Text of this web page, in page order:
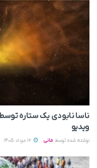
ناسا نابودی یک ستاره
ویدیو
نوشته شده توسط مانی